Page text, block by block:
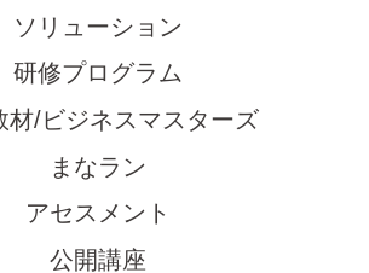
ソリューション
研修プログラム
材/ビジネスマスターズ
まなラン
アセスメント
公開講座